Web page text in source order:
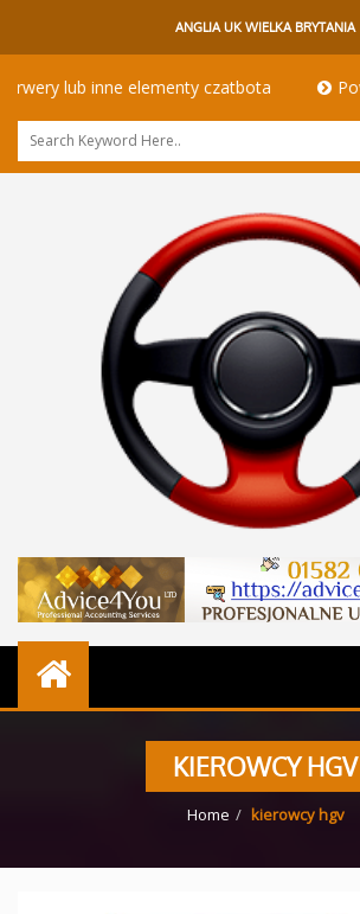
ANGLIA UK WIELKA BRYTANIA
Powrót do sieci - kierowcy
KIEROWCY HGV
Home kierowcy hgv